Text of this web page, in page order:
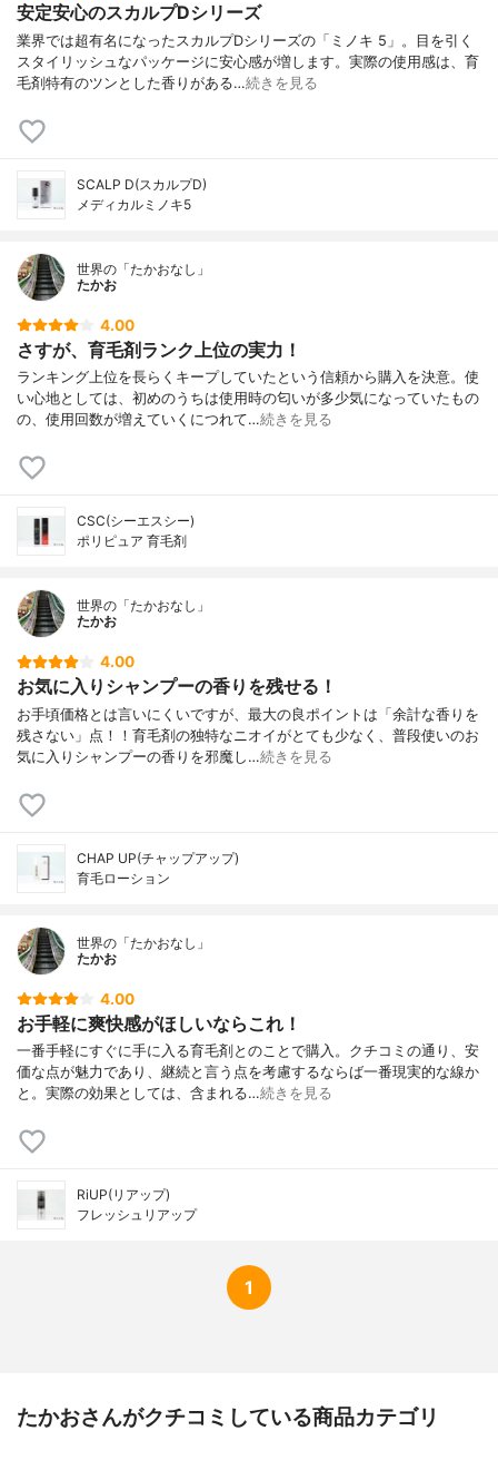
安定安心のスカルプDシリーズ
業界では超有名になったスカルプDシリーズの「ミノキ 5」。目を引く
スタイリッシュなパッケージに安心感が増します。実際の使用感は、育
毛剤特有のツンとした香りがある…続きを見る
SCALP D(スカルプD)
メディカルミノキ5
世界の「たかおなし」
たかお
4.00
さすが、育毛剤ランク上位の実力！
ランキング上位を長らくキープしていたという信頼から購入を決意。使
い心地としては、初めのうちは使用時の匂いが多少気になっていたもの
の、使用回数が増えていくにつれて…続きを見る
CSC(シーエスシー)
ポリピュア 育毛剤
世界の「たかおなし」
たかお
4.00
お気に入りシャンプーの香りを残せる！
お手頃価格とは言いにくいですが、最大の良ポイントは「余計な香りを
残さない」点！！育毛剤の独特なニオイがとても少なく、普段使いのお
気に入りシャンプーの香りを邪魔し…続きを見る
CHAP UP(チャップアップ)
育毛ローション
世界の「たかおなし」
たかお
4.00
お手軽に爽快感がほしいならこれ！
一番手軽にすぐに手に入る育毛剤とのことで購入。クチコミの通り、安
価な点が魅力であり、継続と言う点を考慮するならば一番現実的な線か
と。実際の効果としては、含まれる…続きを見る
RiUP(リアップ)
フレッシュリアップ
1
たかおさんがクチコミしている商品カテゴリ